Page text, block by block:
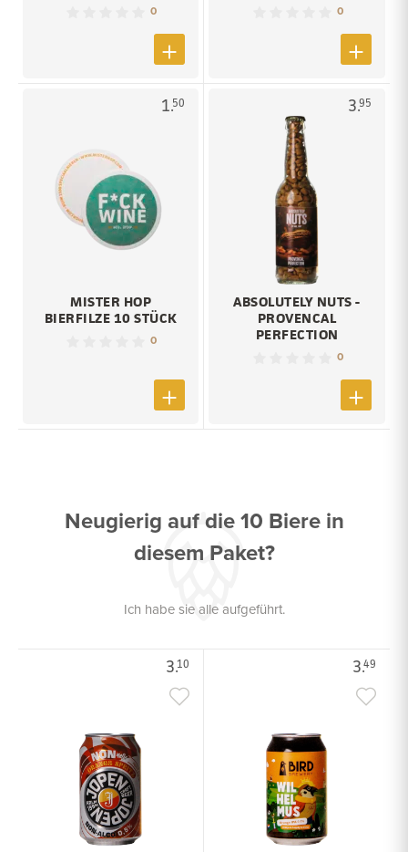
0 0
1.50
MISTER HOP
BIERFILZE 10 STÜCK
0
3.95
ABSOLUTELY NUTS -
PROVENCAL
PERFECTION
0
Neugierig auf die 10 Biere in
diesem Paket?
Ich habe sie alle aufgeführt.
3.10 3.49